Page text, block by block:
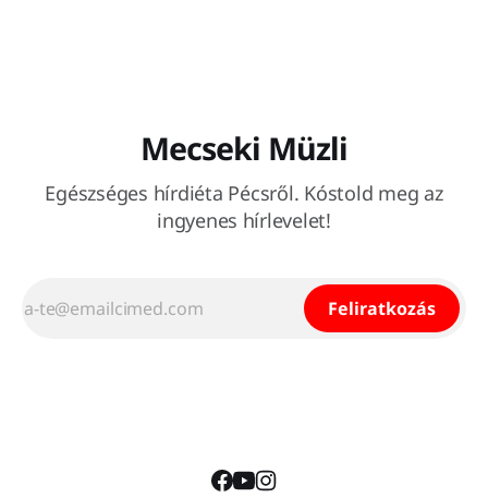
Mecseki Müzli
Egészséges hírdiéta Pécsről. Kóstold meg az
ingyenes hírlevelet!
Feliratkozás